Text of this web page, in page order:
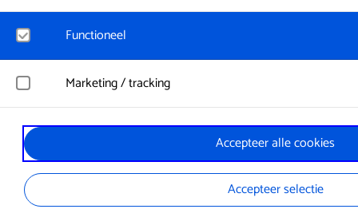
Functioneel
Noodzakelijk
cookies geplaatst. Hierbij worden geen persoonsgegevens
Google Analytics
Bezoekersstatistieken en gebruik van de website worden
Marketing / tracking
YouTube
Registreert klikgedrag, bekeken video’s en aangepaste
gebruikersgedrag wordt gebruikt voor advertenties.
Vimeo
Accepteer alle cookies
Accepteer selectie